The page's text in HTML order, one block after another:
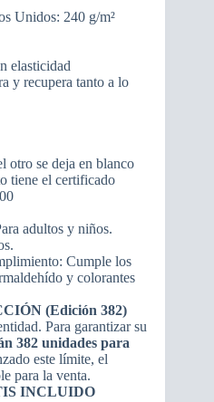
Unidos: 240 g/m²
elasticidad
y recupera tanto a lo
otro se deja en blanco
tiene el certificado
adultos y niños.
Cumple los
y colorantes
(Edición 382)
Para garantizar su
382 unidades para
este límite, el
para la venta.
INCLUIDO